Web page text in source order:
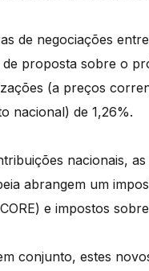
de negociações
proposta sobre o
(a preços
nacional) de 1,26%.
nacionais,
abrangem um
e impostos
conjunto, estes